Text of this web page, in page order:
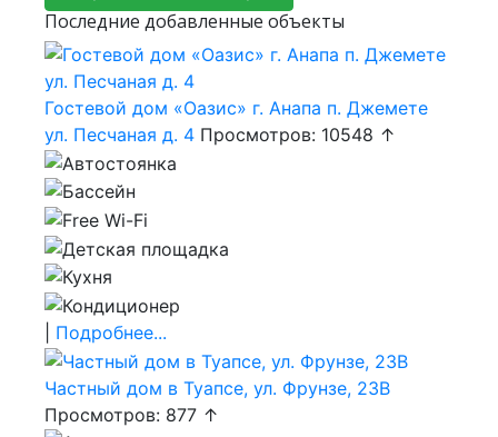
Последние добавленные объекты
Гостевой дом «Оазис» г. Анапа п. Джемете
ул. Песчаная д. 4 Просмотров: 10548 ↑
Подробнее...
Частный дом в Туапсе, ул. Фрунзе, 23В
Просмотров: 877 ↑